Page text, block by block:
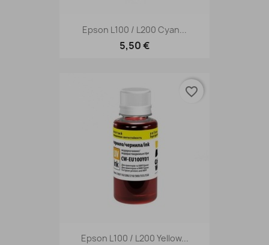
Epson L100 / L200 Cyan...
5,50 €
Epson L100 / L200 Yellow...
favorite_border